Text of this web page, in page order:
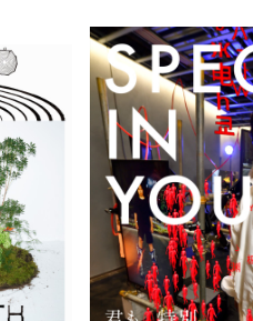
ニュース
レストラン・カフェ
TAX FREE
PARCOメンバーズ
한국어
ภาษาไทย